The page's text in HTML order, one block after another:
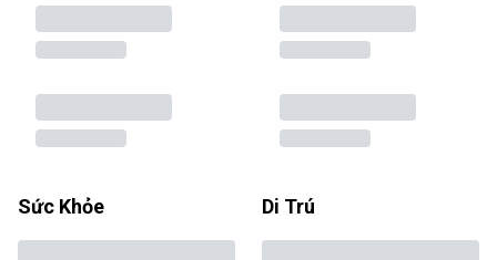
Sức Khỏe Di Trú